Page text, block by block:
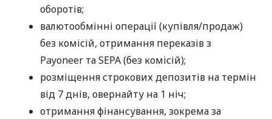
оборотів;
валютообмінні операції (купівля/продаж)
без комісій, отримання переказів з
Payoneer та SEPA (без комісій);
розміщення строкових депозитів на термін
від 7 днів, овернайту на 1 ніч;
отримання фінансування, зокрема за